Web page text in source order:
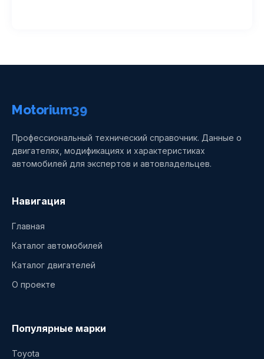
Motorium39
Профессиональный технический справочник. Данные о
двигателях, модификациях и характеристиках
автомобилей для экспертов и автовладельцев.
Навигация
Главная
Каталог автомобилей
Каталог двигателей
О проекте
Популярные марки
Toyota